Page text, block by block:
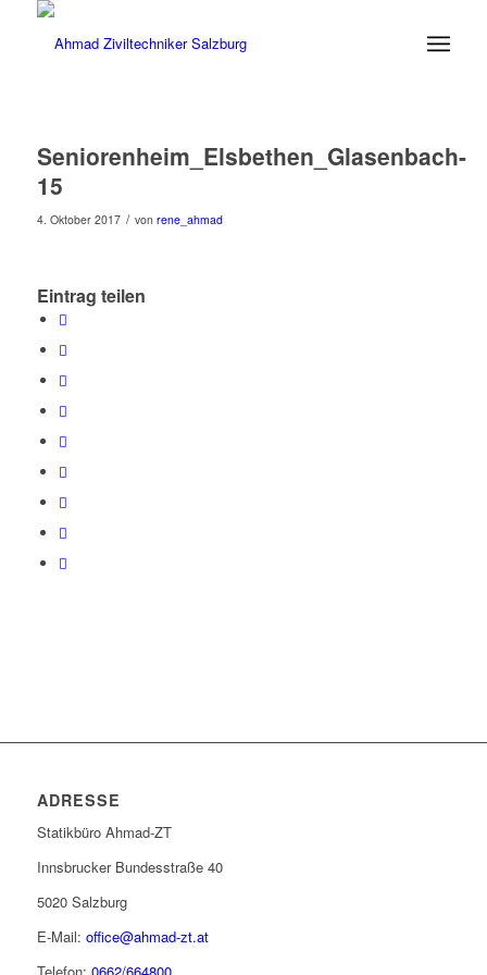
Seniorenheim_Elsbethen_Glasenbach-
15
4. Oktober 2017 / von rene_ahmad
Eintrag teilen
ADRESSE
Statikbüro Ahmad-ZT
Innsbrucker Bundesstraße 40
5020 Salzburg
E-Mail: office@ahmad-zt.at